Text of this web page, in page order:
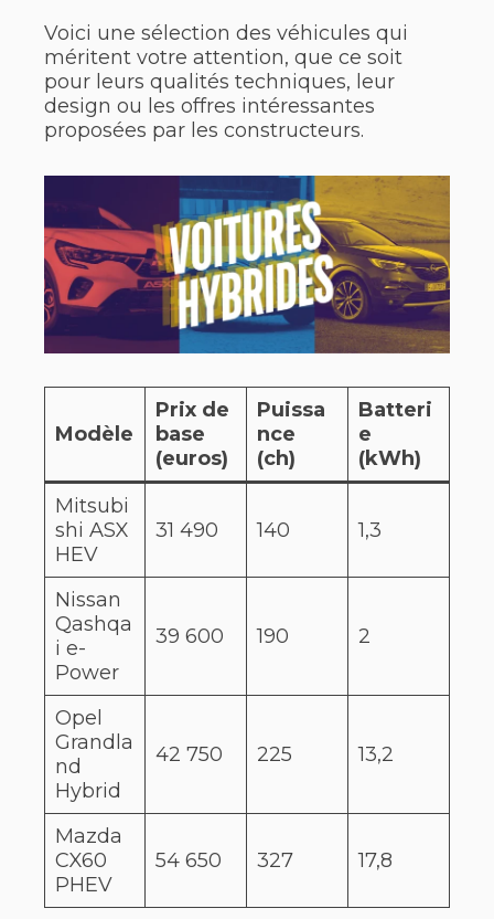
Voici une sélection des véhicules qui
méritent votre attention, que ce soit
pour leurs qualités techniques, leur
design ou les offres intéressantes
proposées par les constructeurs.
Modèle
Prix de
base
(euros)
Puissa
nce
(ch)
Batteri
e
(kWh)
Mitsubi
shi ASX
HEV
31 490 140 1,3
Nissan
Qashqa
i e-
Power
39 600 190 2
Opel
Grandla
nd
Hybrid
42 750 225 13,2
Mazda
CX60
PHEV
54 650 327 17,8